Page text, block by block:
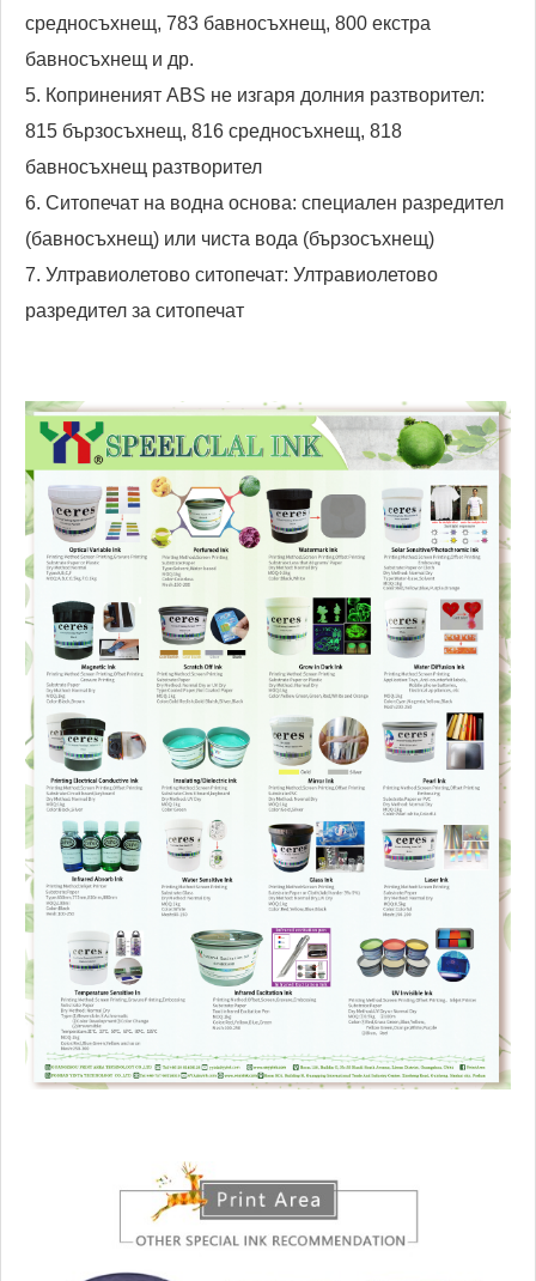
средносъхнещ, 783 бавносъхнещ, 800 екстра
бавносъхнещ и др.
5. Коприненият ABS не изгаря долния разтворител:
815 бързосъхнещ, 816 средносъхнещ, 818
бавносъхнещ разтворител
6. Ситопечат на водна основа: специален разредител
(бавносъхнещ) или чиста вода (бързосъхнещ)
7. Ултравиолетово ситопечат: Ултравиолетово
разредител за ситопечат